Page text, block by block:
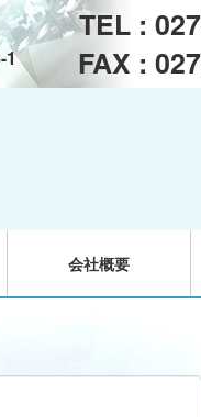
TEL :
FAX :
1
会社概要